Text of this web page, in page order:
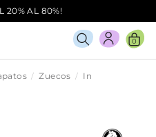
20% AL 80%!
0
Zuecos
In